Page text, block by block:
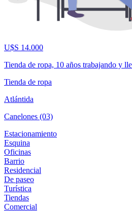
U$S 14.000
Tienda de ropa, 10 años trabajando y
Tienda de ropa
Atlántida
Canelones (03)
Estacionamiento
Esquina
Oficinas
Barrio
Residencial
De paseo
Turística
Tiendas
Comercial